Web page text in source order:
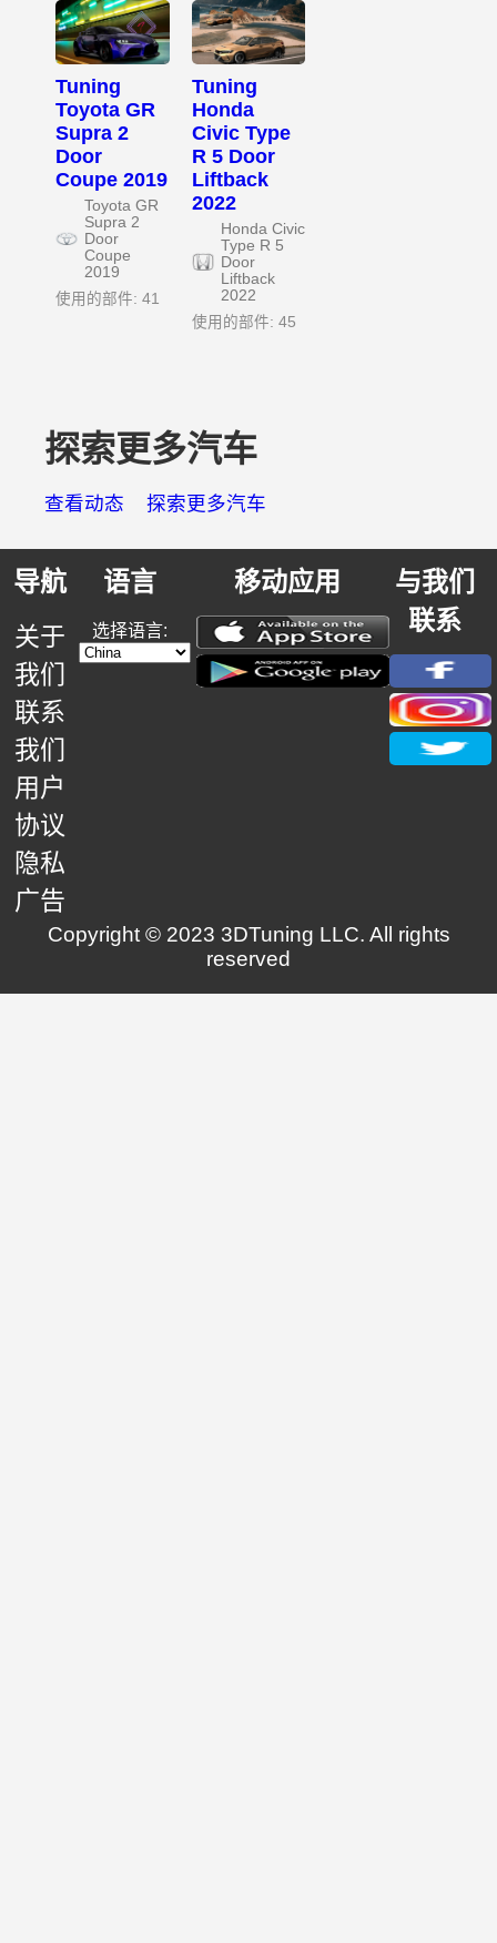
Tuning
Toyota GR
Supra 2
Door
Coupe 2019
Toyota GR
Supra 2
Door
Coupe
2019
使用的部件: 41
Tuning
Honda
Civic Type
R 5 Door
Liftback
2022
Honda Civic
Type R 5
Door
Liftback
2022
使用的部件: 45
探索更多汽车
查看动态 探索更多汽车
导航
关于
我们
联系
我们
用户
协议
隐私
广告
语言
选择语言:
移动应用
与我们
联系
Copyright © 2023 3DTuning LLC. All rights
reserved